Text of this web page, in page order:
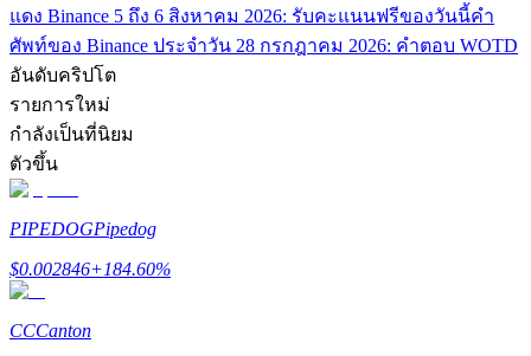
Deposit CASHCAT & Win
แดง Binance 5 ถึง 6 สิงหาคม 2026: รับคะแนนฟรีของวันนี้คำ
ศัพท์ของ Binance ประจำวัน 28 กรกฎาคม 2026: คำตอบ WOTD
อันดับคริปโต
รายการใหม่
กำลังเป็นที่นิยม
ตัวขึ้น
PIPEDOGPipedog
$0.002846+184.60%
CCCanton